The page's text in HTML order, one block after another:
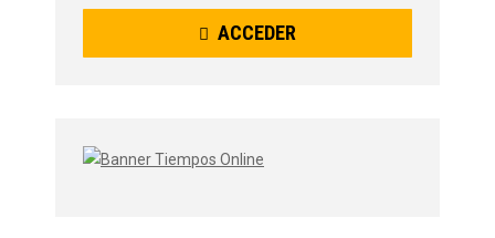
ACCEDER